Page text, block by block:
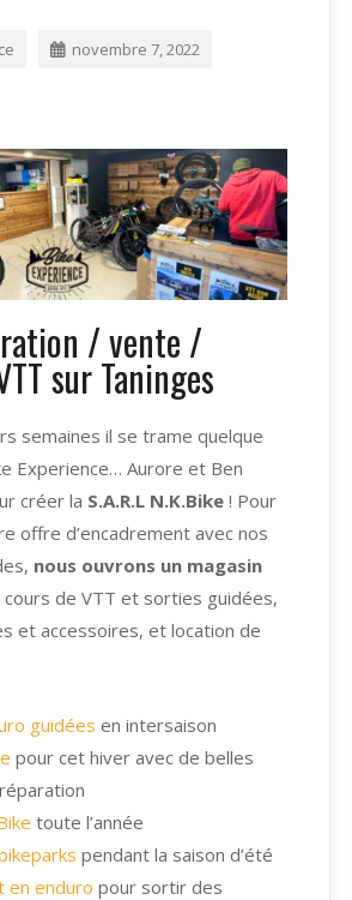
novembre 7, 2022
/ vente /
sur Taninges
semaines il se trame quelque
Experience… Aurore et Ben
créer la S.A.R.L N.K.Bike! Pour
offre d’encadrement avec nos
nous ouvrons un magasin
cours de VTT et sorties guidées,
et accessoires, et location de
guidées en intersaison
pour cet hiver avec de belles
toute l’année
pendant la saison d’été
en enduro pour sortir des